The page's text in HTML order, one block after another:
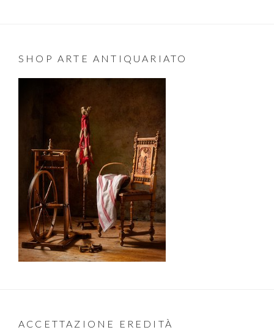
SHOP ARTE ANTIQUARIATO
ACCETTAZIONE EREDITÀ